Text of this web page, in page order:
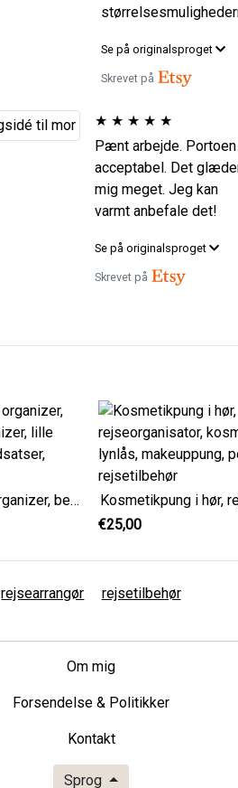
Se på originalsproget
Skrevet på
★ ★ ★ ★ ★
Pænt arbejde.
acceptabel. Det
mig meget. Jeg kan
varmt anbefale det!
Se på originalsproget
Skrevet på
Lille linned kosmetisk organizer, beige mini rygsæk organizer, lille skattetaske, hør pung indsatser, linned snorepose
€25,00
rejsearrangør rejsetilbehør
Om mig
Forsendelse & Politikker
Kontakt
Sprog